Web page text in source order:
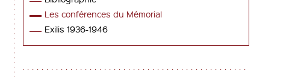
Les conférences du Mémorial
Exilis 1936-1946